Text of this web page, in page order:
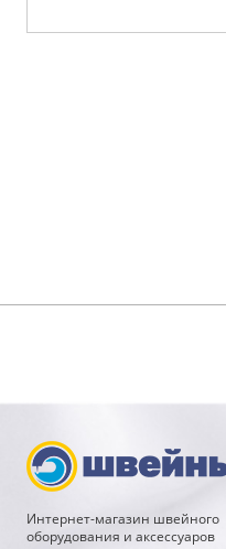
Интернет-магазин швейного
оборудования и аксессуаров